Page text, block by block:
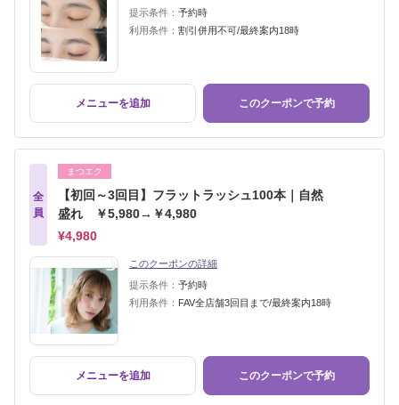
提示条件： 予約時
利用条件： 割引併用不可/最終案内18時
メニューを追加 このクーポンで予約
全
員
まつエク
【初回～3回目】フラットラッシュ100本｜自然
盛れ ￥5,980→￥4,980
¥4,980
このクーポンの詳細
提示条件： 予約時
利用条件： FAV全店舗3回目まで/最終案内18時
メニューを追加 このクーポンで予約